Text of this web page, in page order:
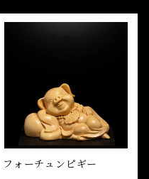
フォーチュンピギー